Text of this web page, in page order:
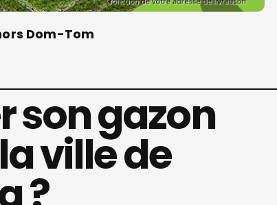
Dom-Tom
son gazon
ville de